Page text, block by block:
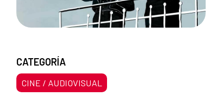
CATEGORÍA
CINE / AUDIOVISUAL